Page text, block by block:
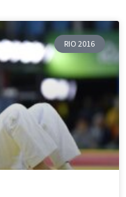
RIO 2016